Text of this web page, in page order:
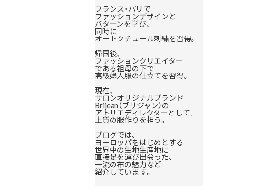
フランス・パリで
ファッションデザインと
パターンを学び、
同時に
オートクチュール刺繍を習得。
帰国後、
ファッションクリエイター
である祖母の下で
高級婦人服の仕立てを習得。
現在、
サロンオリジナルブランド
Brijean（ブリジャン）の
アトリエディレクターとして、
上質の服作りを担う。
ブログでは、
ヨーロッパをはじめとする
世界中の生地生産地に
直接足を運び出会った、
一流の布の魅力など
紹介しています。